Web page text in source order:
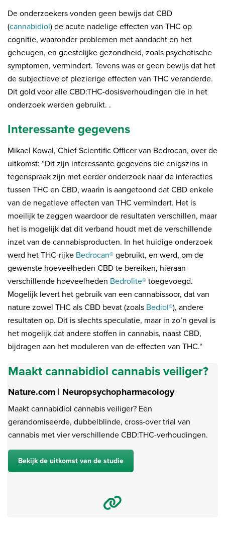
De onderzoekers vonden geen bewijs dat CBD
(cannabidiol) de acute nadelige effecten van THC op
cognitie, waaronder problemen met aandacht en het
geheugen, en geestelijke gezondheid, zoals psychotische
symptomen, vermindert. Tevens was er geen bewijs dat het
de subjectieve of plezierige effecten van THC veranderde.
Dit gold voor alle CBD:THC-dosisverhoudingen die in het
onderzoek werden gebruikt. .
Interessante gegevens
Mikael Kowal, Chief Scientific Officer van Bedrocan, over de
uitkomst: “Dit zijn interessante gegevens die enigszins in
tegenspraak zijn met eerder onderzoek naar de interacties
tussen THC en CBD, waarin is aangetoond dat CBD enkele
van de negatieve effecten van THC vermindert. Het is
moeilijk te zeggen waardoor de resultaten verschillen, maar
het is mogelijk dat dit verband houdt met de verschillende
inzet van de cannabisproducten. In het huidige onderzoek
werd het THC-rijke Bedrocan® gebruikt, en werd, om de
gewenste hoeveelheden CBD te bereiken, hieraan
verschillende hoeveelheden Bedrolite® toegevoegd.
Mogelijk levert het gebruik van een cannabissoor, dat van
nature zowel THC als CBD bevat (zoals Bediol®), andere
resultaten op. Dit is slechts speculatie, maar in zo’n geval is
het mogelijk dat andere stoffen in cannabis, naast CBD,
bijdragen aan het moduleren van de effecten van THC.“
Maakt cannabidiol cannabis veiliger?
Nature.com | Neuropsychopharmacology
Maakt cannabidiol cannabis veiliger? Een
gerandomiseerde, dubbelblinde, cross-over trial van
cannabis met vier verschillende CBD:THC-verhoudingen.
Bekijk de uitkomst van de studie